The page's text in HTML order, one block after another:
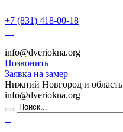
+7 (831) 418-00-18
info@dveriokna.org
Позвонить
Заявка на замер
Нижний Новгород и область
info@dveriokna.org